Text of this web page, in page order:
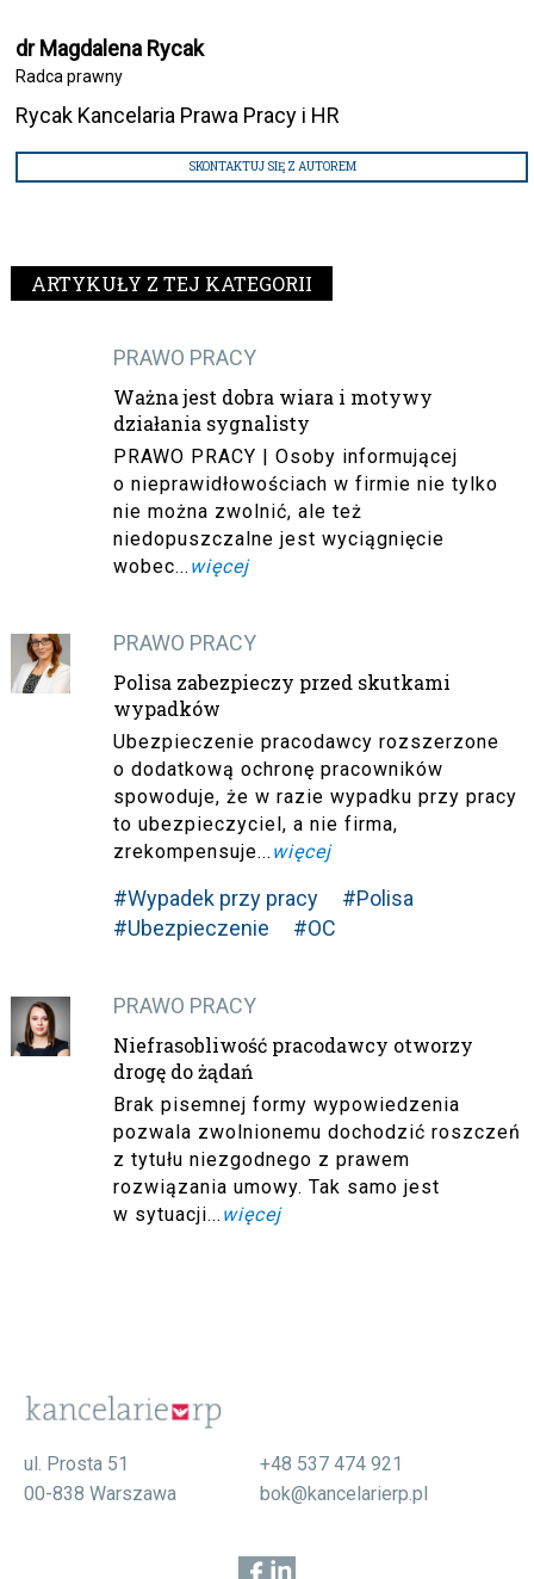
dr Magdalena Rycak
Radca prawny
Rycak Kancelaria Prawa Pracy i HR
SKONTAKTUJ SIĘ Z AUTOREM
ARTYKUŁY Z TEJ KATEGORII
PRAWO PRACY
Ważna jest dobra wiara i motywy
działania sygnalisty
PRAWO PRACY | Osoby informującej
o nieprawidłowościach w firmie nie tylko
nie można zwolnić, ale też
niedopuszczalne jest wyciągnięcie
wobec... więcej
PRAWO PRACY
Polisa zabezpieczy przed skutkami
wypadków
Ubezpieczenie pracodawcy rozszerzone
o dodatkową ochronę pracowników
spowoduje, że w razie wypadku przy pracy
to ubezpieczyciel, a nie firma,
zrekompensuje... więcej
#Wypadek przy pracy
#Polisa
#Ubezpieczenie
#OC
PRAWO PRACY
Niefrasobliwość pracodawcy otworzy
drogę do żądań
Brak pisemnej formy wypowiedzenia
pozwala zwolnionemu dochodzić roszczeń
z tytułu niezgodnego z prawem
rozwiązania umowy. Tak samo jest
w sytuacji... więcej
ul. Prosta 51
00-838 Warszawa
+48 537 474 921
bok@kancelarierp.pl